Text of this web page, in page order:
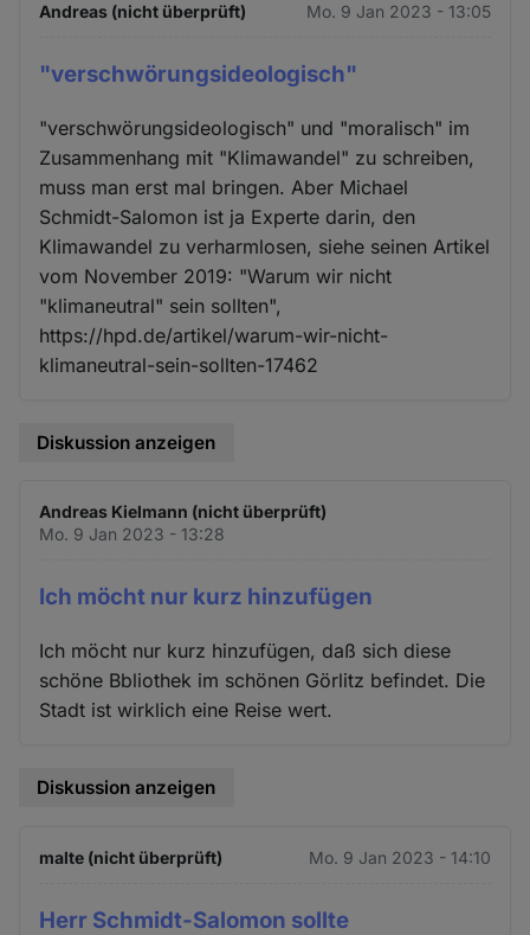
Andreas (nicht überprüft) Mo. 9 Jan 2023 - 13:05
"verschwörungsideologisch"
"verschwörungsideologisch" und "moralisch" im
Zusammenhang mit "Klimawandel" zu schreiben,
muss man erst mal bringen. Aber Michael
Schmidt-Salomon ist ja Experte darin, den
Klimawandel zu verharmlosen, siehe seinen Artikel
vom November 2019: "Warum wir nicht
"klimaneutral" sein sollten",
https://hpd.de/artikel/warum-wir-nicht-
klimaneutral-sein-sollten-17462
Diskussion anzeigen
Andreas Kielmann (nicht überprüft)
Mo. 9 Jan 2023 - 13:28
Ich möcht nur kurz hinzufügen
Ich möcht nur kurz hinzufügen, daß sich diese
schöne Bbliothek im schönen Görlitz befindet. Die
Stadt ist wirklich eine Reise wert.
Diskussion anzeigen
malte (nicht überprüft) Mo. 9 Jan 2023 - 14:10
Herr Schmidt-Salomon sollte